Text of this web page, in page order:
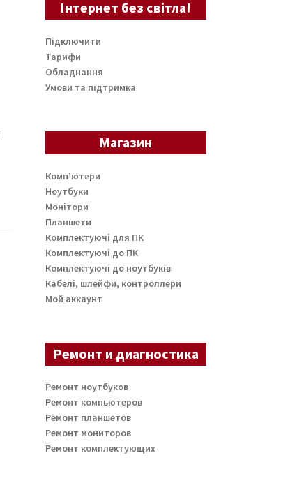
Інтернет без світла!
Підключити
Тарифи
Обладнання
Умови та підтримка
Магазин
Комп’ютери
Ноутбуки
Монітори
Планшети
Комплектуючі для ПК
Комплектуючі до ПК
Комплектуючі до ноутбуків
Кабелі, шлейфи, контроллери
Мой аккаунт
Ремонт и диагностика
Ремонт ноутбуков
Ремонт компьютеров
Ремонт планшетов
Ремонт мониторов
Ремонт комплектующих